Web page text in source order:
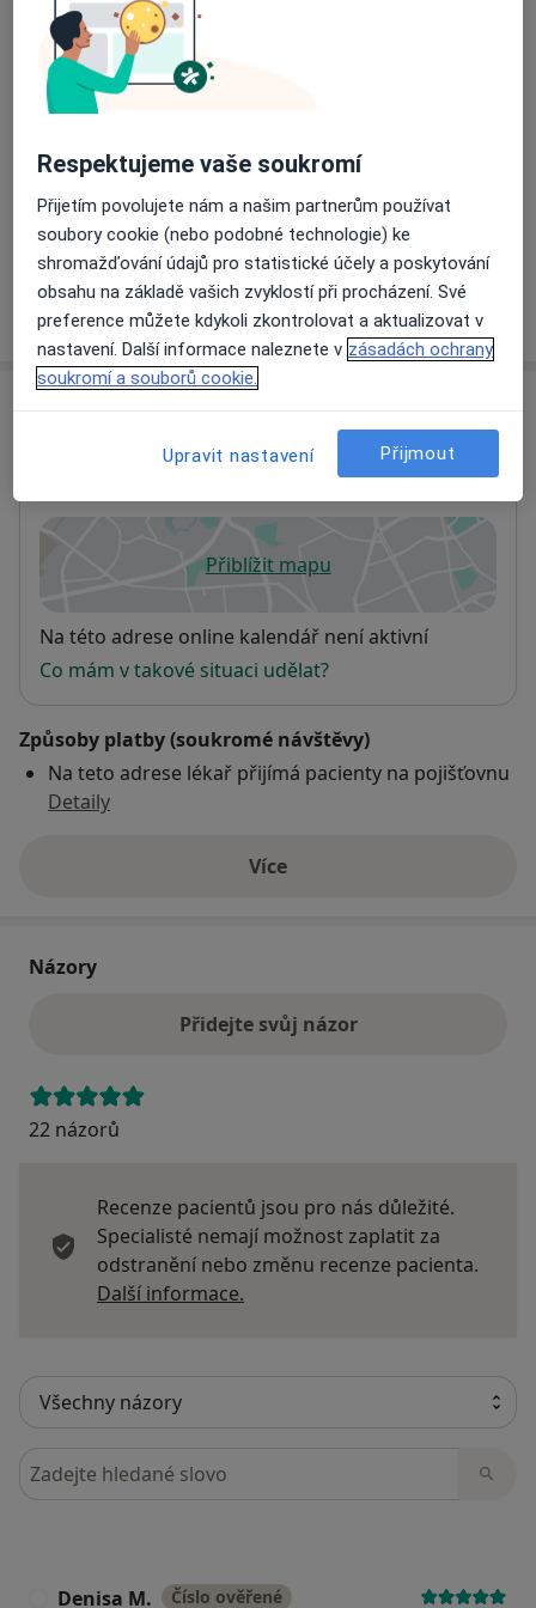
Ošetření zubního kazu
800 Kč Detaily
Porcelánové korunky
Detaily
+ 2 služby
Jak fungují ceny?
Zubni ordinace Kněževes
Přiblížit mapuse otevře v nové záložce
Dostupnost
Na této adrese online kalendář není aktivní
Co mám v takové situaci udělat?
Způsoby platby (soukromé návštěvy)
Na teto adrese lékař přijímá pacienty na pojišťovnu
Detaily
Víceo adrese
Názory
Přidejte svůj názor
22 názorů
Recenze pacientů jsou pro nás důležité.
Specialisté nemají možnost zaplatit za
odstranění nebo změnu recenze pacienta.
Další informace.
Hledejte v názorech
Denisa M. Číslo ověřené
Respektujeme vaše soukromí
Přijetím povolujete nám a našim partnerům používat
soubory cookie (nebo podobné technologie) ke
shromažďování údajů pro statistické účely a poskytování
obsahu na základě vašich zvyklostí při procházení. Své
preference můžete kdykoli zkontrolovat a aktualizovat v
nastavení. Další informace naleznete v zásadách ochrany
soukromí a souborů cookie.
Upravit nastavení Přijmout